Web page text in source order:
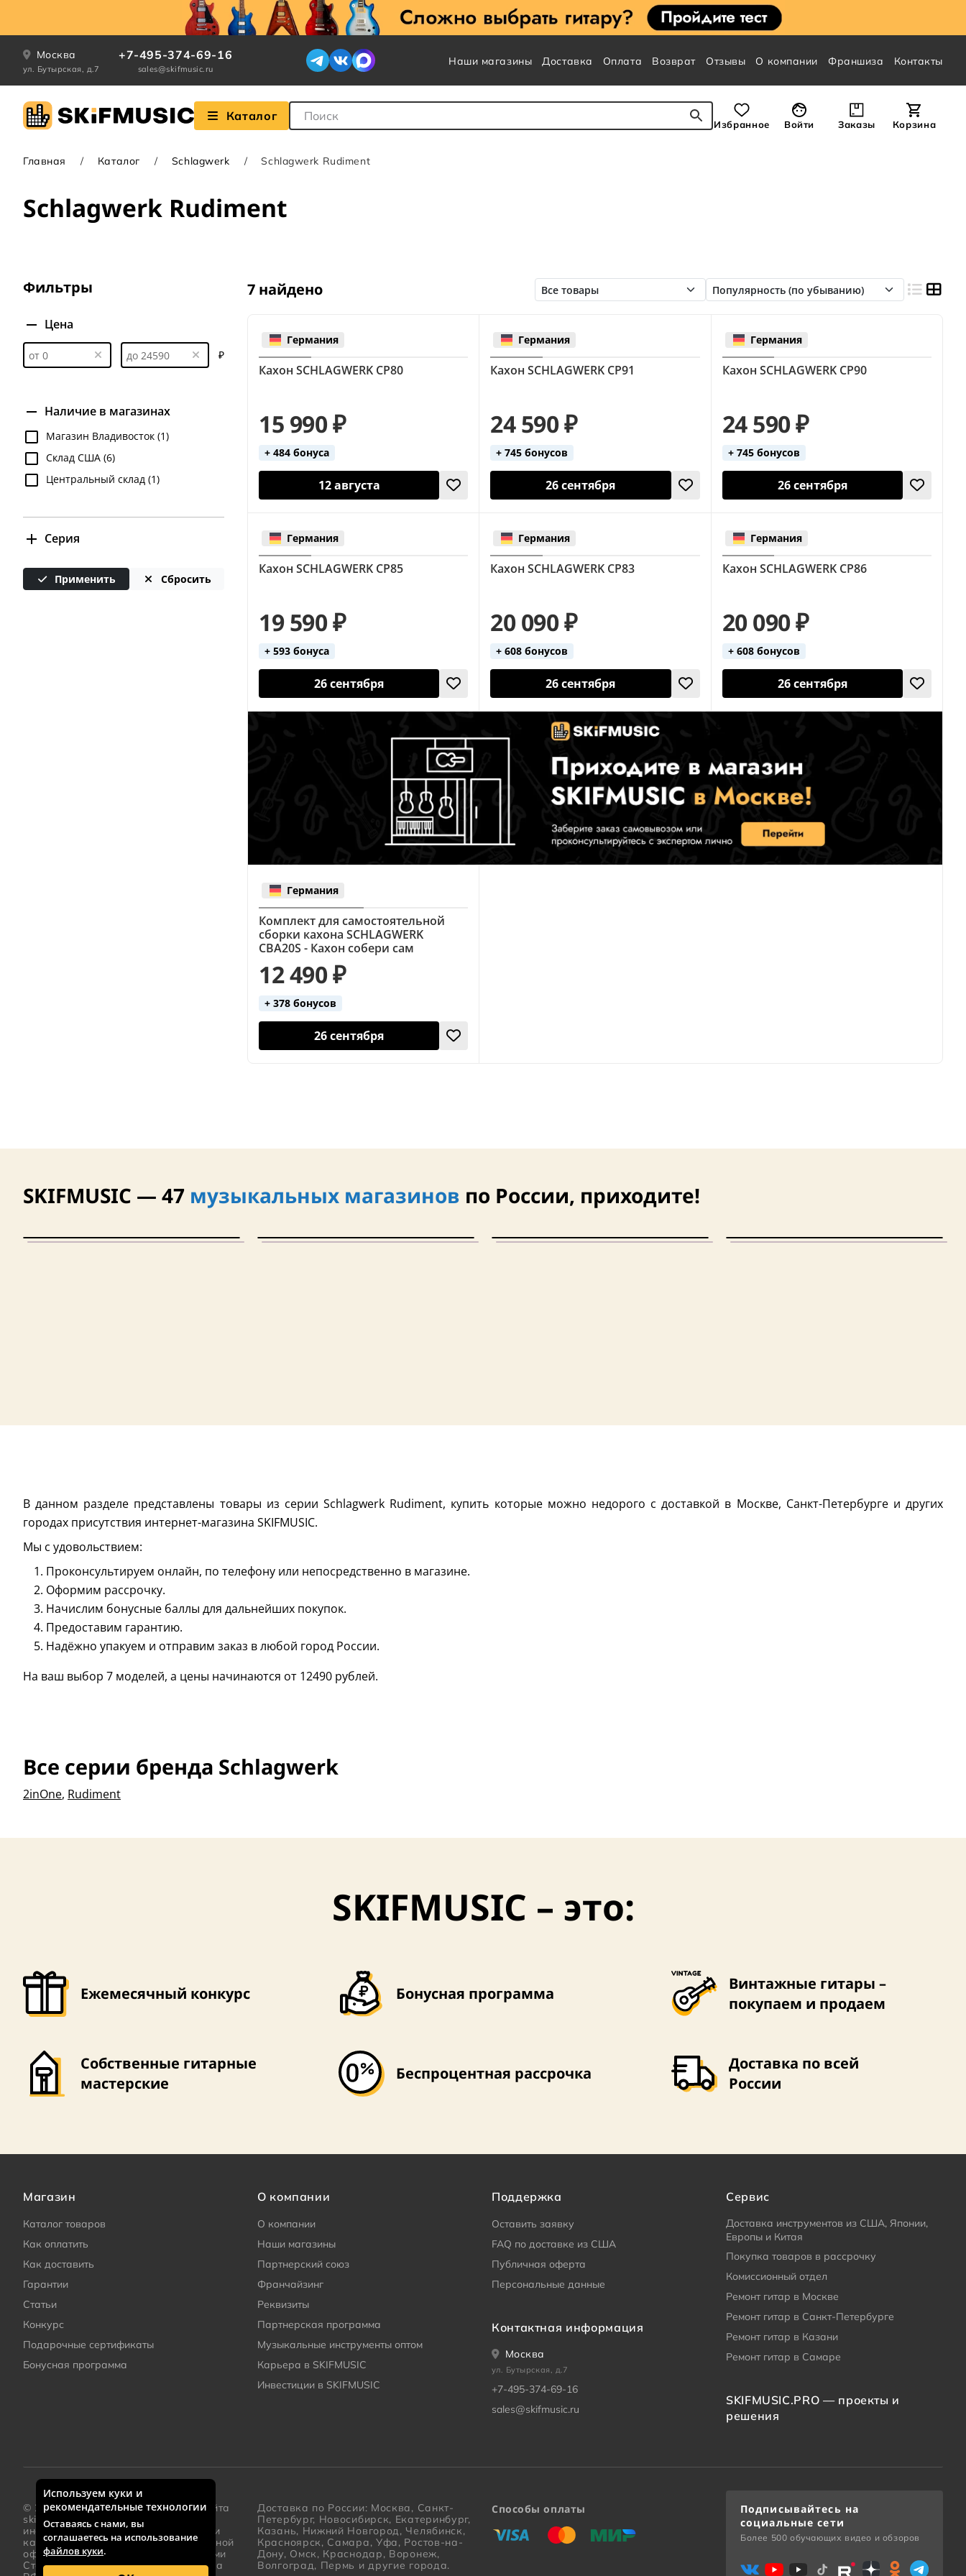
Москва
ул. Бутырская, д.7
+7-495-374-69-16
sales@skifmusic.ru
Наши магазины Доставка Оплата Возврат Отзывы О компании Франшиза Контакты
Каталог Поле для Поиска
Избранное Войти Заказы Корзина
Главная Каталог Schlagwerk Schlagwerk Rudiment
Schlagwerk Rudiment
Фильтры
Цена
₽
Наличие в магазинах
Магазин Владивосток (1)
Склад США (6)
Центральный склад (1)
Серия
Rudiment (7)
Применить Сбросить
7 найдено
Кахон SCHLAGWERK CP80
Германия
15 990 ₽
+ 484 бонуса
12 августа
Кахон SCHLAGWERK CP91
Германия
24 590 ₽
+ 745 бонусов
26 сентября
Кахон SCHLAGWERK CP90
Германия
24 590 ₽
+ 745 бонусов
26 сентября
Кахон SCHLAGWERK CP85
Германия
19 590 ₽
+ 593 бонуса
26 сентября
Кахон SCHLAGWERK CP83
Германия
20 090 ₽
+ 608 бонусов
26 сентября
Кахон SCHLAGWERK CP86
Германия
20 090 ₽
+ 608 бонусов
26 сентября
Комплект для самостоятельной
сборки кахона SCHLAGWERK
CBA20S - Кахон собери сам
Германия
12 490 ₽
+ 378 бонусов
26 сентября
SKIFMUSIC — 47 музыкальных магазинов по России, приходите!
В данном разделе представлены товары из серии Schlagwerk Rudiment, купить которые можно недорого с доставкой в Москве, Санкт-Петербурге и других
городах присутствия интернет-магазина SKIFMUSIC.
Мы с удовольствием:
Проконсультируем онлайн, по телефону или непосредственно в магазине.
Оформим рассрочку.
Начислим бонусные баллы для дальнейших покупок.
Предоставим гарантию.
Надёжно упакуем и отправим заказ в любой город России.
На ваш выбор 7 моделей, а цены начинаются от 12490 рублей.
Все серии бренда Schlagwerk
2inOne, Rudiment
SKIFMUSIC – это:
Ежемесячный конкурс Бонусная программа
Винтажные гитары –
покупаем и продаем
Собственные гитарные
мастерские
Беспроцентная рассрочка
Доставка по всей
России
Магазин
Каталог товаров
Как оплатить
Как доставить
Гарантии
Статьи
Конкурс
Подарочные сертификаты
Бонусная программа
О компании
О компании
Наши магазины
Партнерский союз
Франчайзинг
Реквизиты
Партнерская программа
Музыкальные инструменты оптом
Карьера в SKIFMUSIC
Инвестиции в SKIFMUSIC
Поддержка
Оставить заявку
FAQ по доставке из США
Публичная оферта
Персональные данные
Контактная информация
Москва
ул. Бутырская, д.7
+7-495-374-69-16
sales@skifmusic.ru
Сервис
Доставка инструментов из США, Японии,
Европы и Китая
Покупка товаров в рассрочку
Комиссионный отдел
Ремонт гитар в Москве
Ремонт гитар в Санкт-Петербурге
Ремонт гитар в Казани
Ремонт гитар в Самаре
SKIFMUSIC.PRO — проекты и
решения
Дополнительная информация о компании
© 2005 – 2026 Каталог интернет-сайта
skifmusic.ruносит исключительно
информационный характер и ни при
каких условиях не является публичной
офертой, определяемой положениями
Статьи 437(2) Гражданского кодекса
Доставка по России: Москва, Санкт-
Петербург, Новосибирск, Екатеринбург,
Казань, Нижний Новгород, Челябинск,
Красноярск, Самара, Уфа, Ростов-на-
Дону, Омск, Краснодар, Воронеж,
Волгоград, Пермь и другие города.
Способы оплаты
«Виза» «Мастеркард»
«Мир»
Подписывайтесь на
социальные сети
Более 500 обучающих видео и обзоров
Используем куки и
рекомендательные технологии
Оставаясь с нами, вы
соглашаетесь на использование
файлов куки.